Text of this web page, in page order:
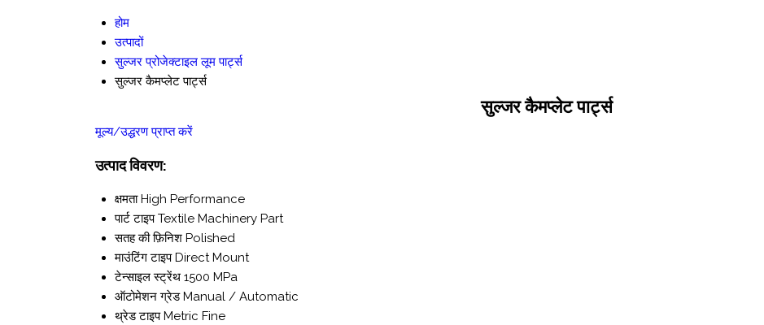
होम
उत्पादों
सुल्जर प्रोजेक्टाइल लूम पार्ट्स
सुल्जर कैमप्लेट पार्ट्स
सुल्जर कैमप्लेट पार्ट्स
मूल्य/उद्धरण प्राप्त करें
उत्पाद विवरण:
क्षमता High Performance
पार्ट टाइप Textile Machinery Part
सतह की फ़िनिश Polished
माउंटिंग टाइप Direct Mount
टेन्साइल स्ट्रेंथ 1500 MPa
ऑटोमेशन ग्रेड Manual / Automatic
थ्रेड टाइप Metric Fine